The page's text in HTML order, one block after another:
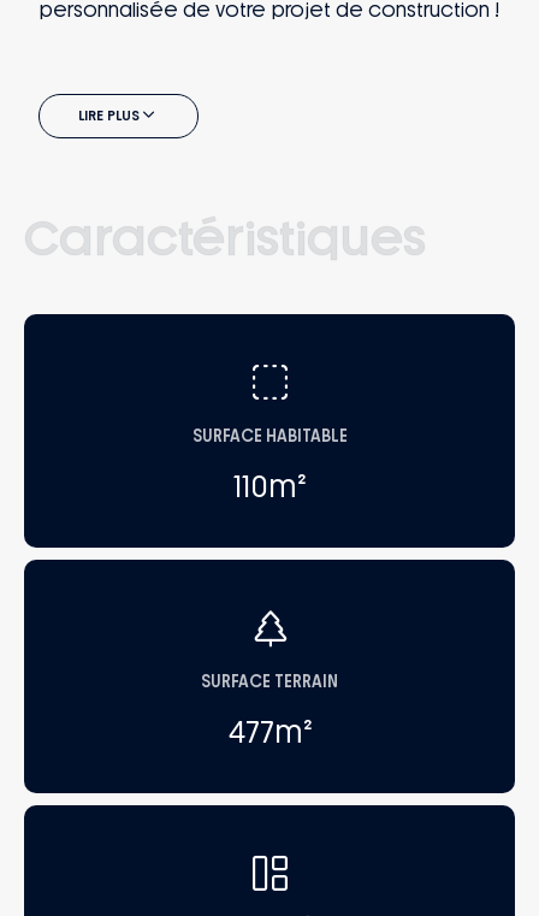
personnalisée de votre projet de construction !
LIRE PLUS
Caractéristiques
SURFACE HABITABLE
110m²
SURFACE TERRAIN
477m²